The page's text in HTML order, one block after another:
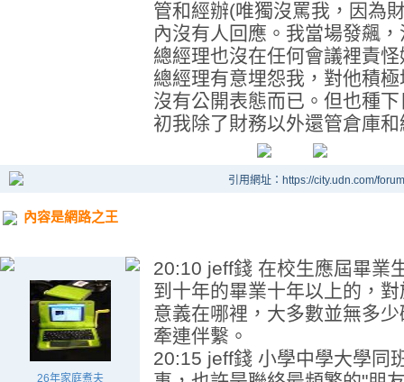
管和經辦(唯獨沒罵我，因為
內沒有人回應。我當場發飆
總經理也沒在任何會議裡責
總經理有意埋怨我，對他積
沒有公開表態而已。但也種
初我除了財務以外還管倉庫
引用網址：https://city.udn.com/
內容是網路之王
26年家庭煮夫
20:10 jeff錢 在校生應屆畢業
到十年的畢業十年以上的，
意義在哪裡，大多數並無多
牽連伴繫。
20:15 jeff錢 小學中學大學同